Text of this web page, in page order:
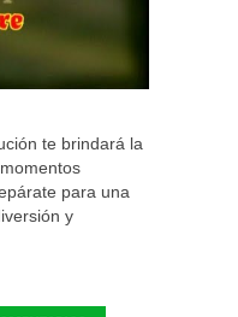
te brindará la
para una
y